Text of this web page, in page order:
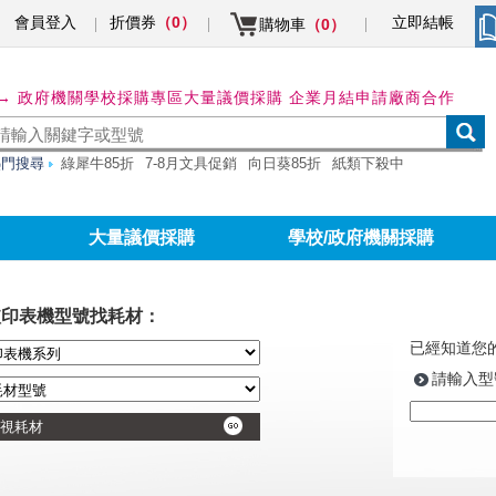
會員登入 折價券 （0） 購物車 （0） 立即結帳
政府機關學校採購專區大量議價採購 企業月結申請廠商合作
搜尋 綠犀牛85折 7-8月文具促銷 向日葵85折 紙類下殺中
大量議價採購 學校/政府機關採購
表機型號找耗材：
已經知道您
請輸入